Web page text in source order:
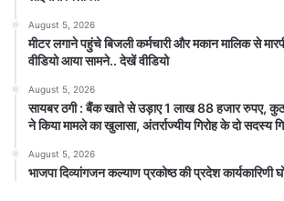
August 5, 2026
मीटर लगाने पहुंचे बिजली कर्मचारी और मकान मालिक से
वीडियो आया सामने.. देखें वीडियो
August 5, 2026
सायबर ठगी : बैंक खाते से उड़ाए 1 लाख 88 हजार रुपए,
ने किया मामले का खुलासा, अंतर्राज्यीय गिरोह के दो सदस्य
August 5, 2026
भाजपा दिव्यांगजन कल्याण प्रकोष्ठ की प्रदेश कार्यकारिणी